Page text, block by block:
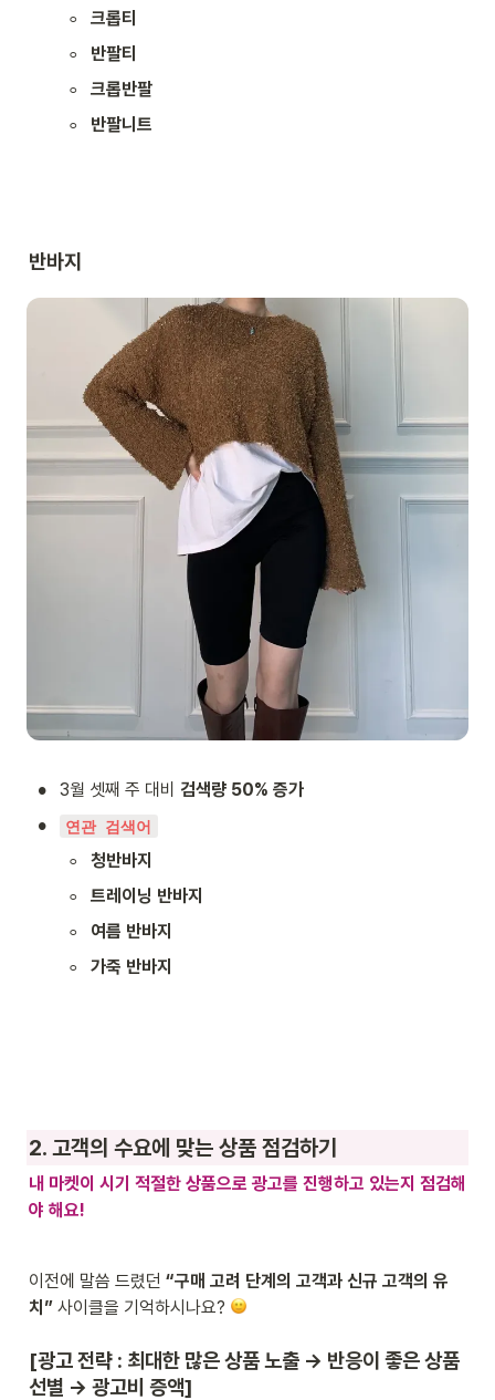
◦ 크롭티
◦ 반팔티
◦ 크롭반팔
◦ 반팔니트
반바지
• 3월 셋째 주 대비 검색량 50% 증가
• 연관 검색어
◦ 청반바지
◦ 트레이닝 반바지
◦ 여름 반바지
◦ 가죽 반바지
2. 고객의 수요에 맞는 상품 점검하기
내 마켓이 시기 적절한 상품으로 광고를 진행하고 있는지 점검해
야 해요!
이전에 말씀 드렸던 “구매 고려 단계의 고객과 신규 고객의 유
치” 사이클을 기억하시나요?
[광고 전략 : 최대한 많은 상품 노출 → 반응이 좋은 상품
선별 → 광고비 증액]